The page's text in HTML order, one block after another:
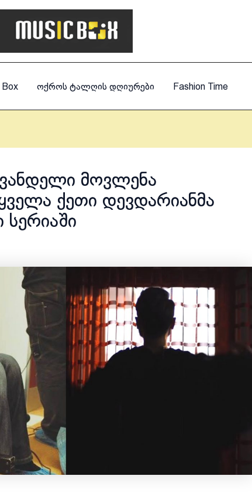
Box ოქროს ტალღის დღიურები Fashion Time
მოვლენა
ქეთი დევდარიანმა
სერიაში